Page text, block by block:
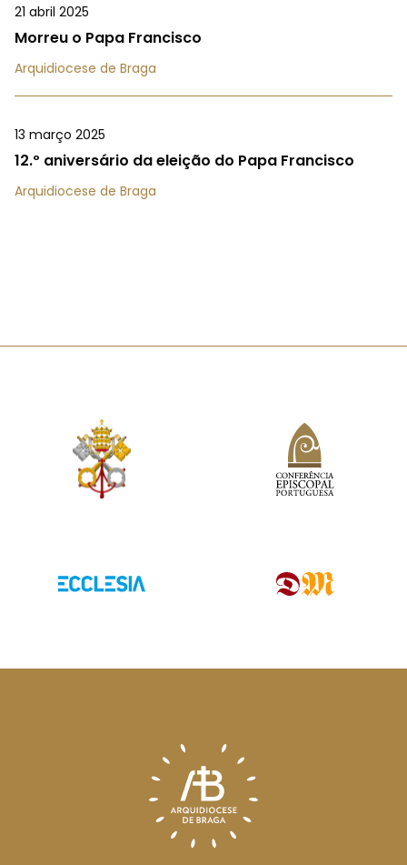
21 abril 2025
Morreu o Papa Francisco
Arquidiocese de Braga
13 março 2025
12.º aniversário da eleição do Papa Francisco
Arquidiocese de Braga